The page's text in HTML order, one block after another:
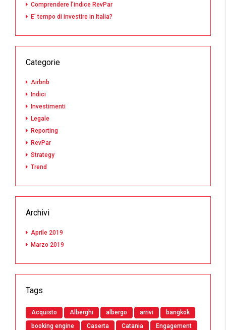
Comprendere l’indice RevPar
E’ tempo di investire in Italia?
Categorie
Airbnb
Indici
Investimenti
Legale
Reporting
RevPar
Strategy
Trend
Archivi
Aprile 2019
Marzo 2019
Tags
Acquisto Alberghi albergo arrivi
bangkok
booking engine
Caserta Catania
Engagement